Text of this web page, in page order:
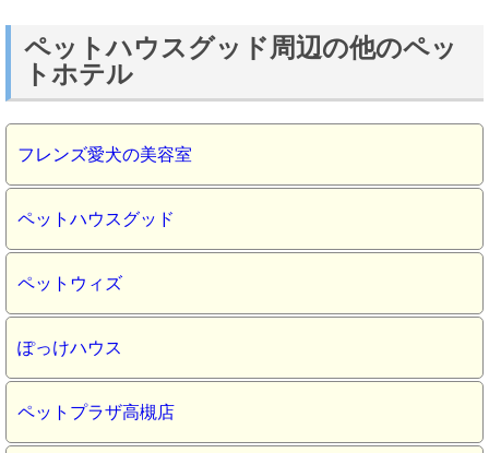
ペットハウスグッド周辺の他のペッ
トホテル
フレンズ愛犬の美容室
ペットハウスグッド
ペットウィズ
ぽっけハウス
ペットプラザ高槻店